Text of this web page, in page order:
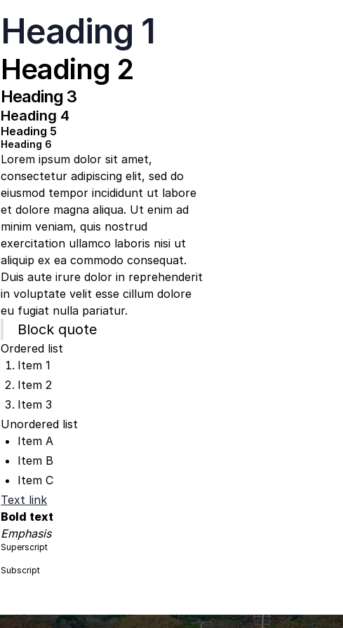
Heading 1
Heading 2
Heading 3
Heading 4
Heading 5
Heading 6
Lorem ipsum dolor sit amet,
consectetur adipiscing elit, sed do
eiusmod tempor incididunt ut labore
et dolore magna aliqua. Ut enim ad
minim veniam, quis nostrud
exercitation ullamco laboris nisi ut
aliquip ex ea commodo consequat.
Duis aute irure dolor in reprehenderit
in voluptate velit esse cillum dolore
eu fugiat nulla pariatur.
Block quote
Ordered list
Item 1
Item 2
Item 3
Unordered list
Item A
Item B
Item C
Text link
Bold text
Emphasis
Superscript
Subscript